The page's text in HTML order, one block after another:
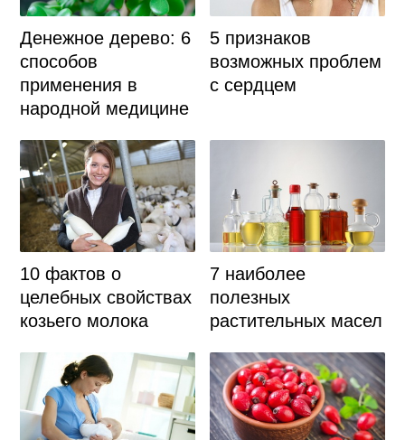
Денежное дерево: 6
способов
применения в
народной медицине
5 признаков
возможных проблем
с сердцем
10 фактов о
целебных свойствах
козьего молока
7 наиболее
полезных
растительных масел